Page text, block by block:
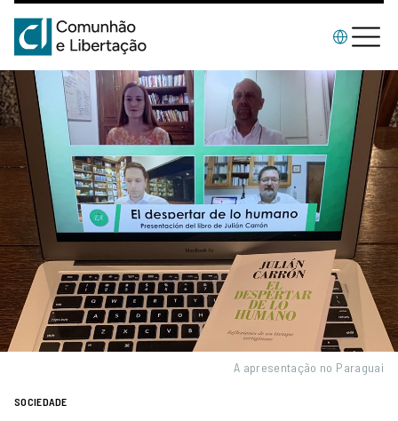
SOCIEDADE
A apresentação no Paraguai